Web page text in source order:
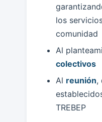
los
comunidad
Al
colectivos
Al reunión,
TREBEP